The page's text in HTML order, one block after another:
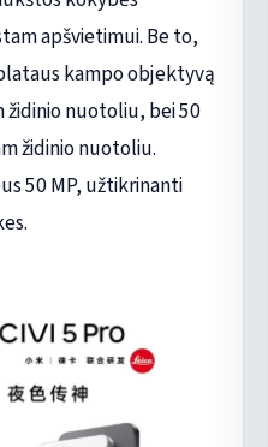
apšvietimui. Be to,
kampo objektyvą
židinio nuotoliu, bei 50
židinio nuotoliu.
50 MP, užtikrinanti